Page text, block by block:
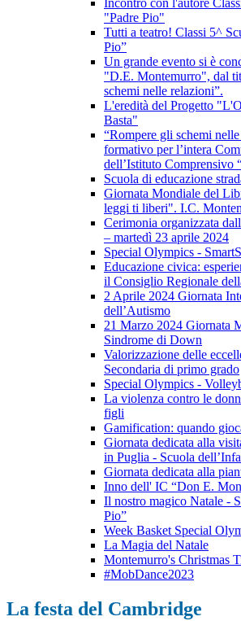
Incontro con l'autore
"Padre Pio"
Tutti a teatro! Classi 5^
Pio”
Un grande evento si è
"D.E. Montemurro", dal
schemi nelle relazioni”.
L'eredità del Progetto
Basta"
“Rompere gli schemi
formativo per l’intera
dell’Istituto Comprensivo
Scuola di educazione
Giornata Mondiale del
leggi ti liberi". I.C.
Cerimonia organizzata
– martedì 23 aprile 2024
Special Olympics -
Educazione civica:
il Consiglio Regionale
2 Aprile 2024 Giornata
dell’Autismo
21 Marzo 2024 Giornata
Sindrome di Down
Valorizzazione delle
Secondaria di primo grado
Special Olympics -
La violenza contro le
figli
Gamification: quando
Giornata dedicata alla
in Puglia - Scuola
Giornata dedicata alla
Inno dell' IC “Don E.
Il nostro magico Natale -
Pio”
Week Basket Special
La Magia del Natale
Montemurro's Christmas
#MobDance2023
La festa del Cambridge